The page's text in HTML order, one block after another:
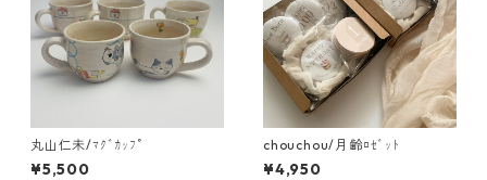
丸山仁未/ﾏｸﾞｶｯﾌﾟ
¥5,500
chouchou/月齢ﾛｾﾞｯﾄ
¥4,950